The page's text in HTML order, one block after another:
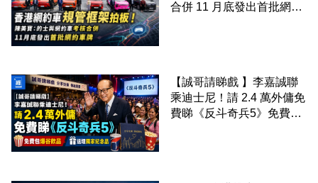
合併 11 月底發出首批網約
【誠哥請睇戲 】李嘉誠聯
乘迪士尼！請 2.4 萬外傭免
費睇《反斗奇兵5》免費包